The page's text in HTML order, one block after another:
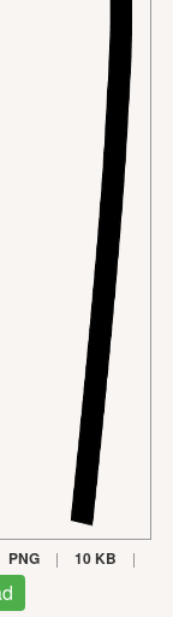
PNG | 10 KB |